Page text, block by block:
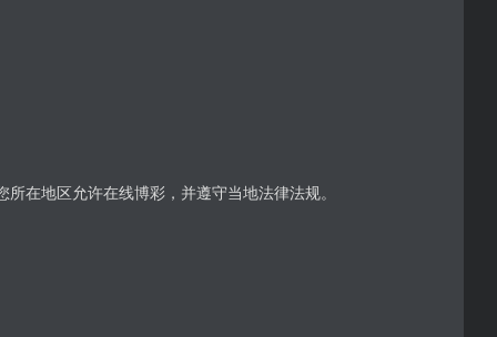
在地区允许在线博彩，并遵守当地法律法规。